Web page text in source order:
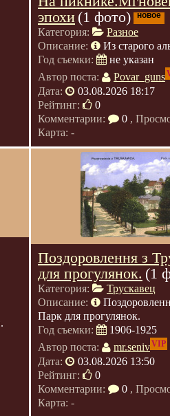
эпохи (1 фото) новое
Категория:
Разное
Описание:
Из старого
Год съемки:
не указан
Автор поста:
Povar_guns
Дата:
03.08.2026 18:17
Рейтинг:
0
Комментарии:
0 ,
Карта: -
Поздоровлення з
для прогулянок. (1
Категория:
Трускавец
Описание:
Парк для прогулянок.
Год съемки:
1906-1925
Автор поста:
mr.senivVIP
Дата:
03.08.2026 13:50
Рейтинг:
0
Комментарии:
0 ,
Карта: -